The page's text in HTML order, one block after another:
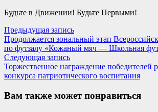
Будьте в Движении! Будьте Первыми!
Навигация
по
записям
Предыдущая записьПредыдущая
запись:
Продолжается зональный этап
по футзалу «Кожаный мяч — Школьная
Следующая записьСледующая
запись:
Торжественное награждение победителей
конкурса патриотического воспитания
Вам также может понравиться